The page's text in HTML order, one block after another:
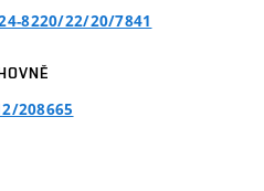
8220/22/20/7841
208665